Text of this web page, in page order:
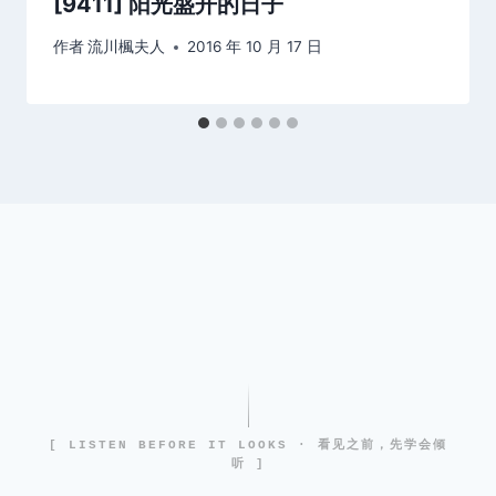
作者流川楓夫人 2016 年 10 月 17 日
[ LISTEN BEFORE IT LOOKS · 看见之前，先学会倾
听 ]